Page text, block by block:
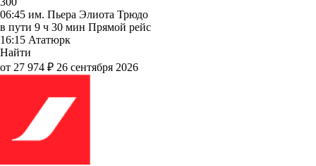
06:45 им. Пьера Элиота Трюдо
в пути 9 ч 30 мин Прямой рейс
16:15 Ататюрк
Найти
от 27 974 ₽ 26 сентября 2026